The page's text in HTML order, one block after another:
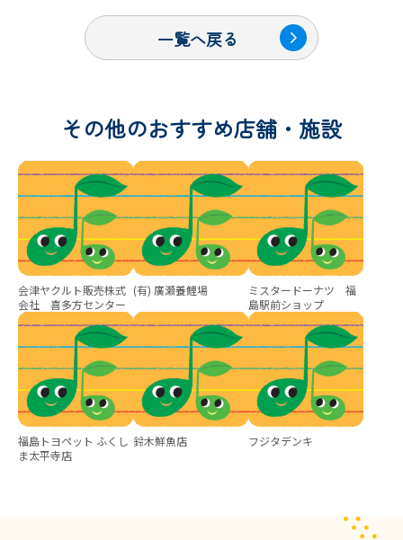
一覧へ戻る
その他のおすすめ店舗・施設
会津ヤクルト販売株式
会社 喜多方センター
(有) 廣瀬養鯉場
ミスタードーナツ 福
島駅前ショップ
福島トヨペット ふくし
ま太平寺店
鈴木鮮魚店 フジタデンキ